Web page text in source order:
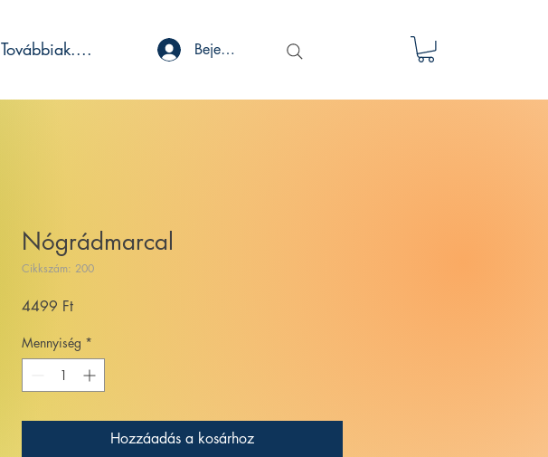
Továbbiak.... Bejelentkezés
Nógrádmarcal
Cikkszám: 200
4499 FtÁr
Mennyiség *
Hozzáadás a kosárhoz